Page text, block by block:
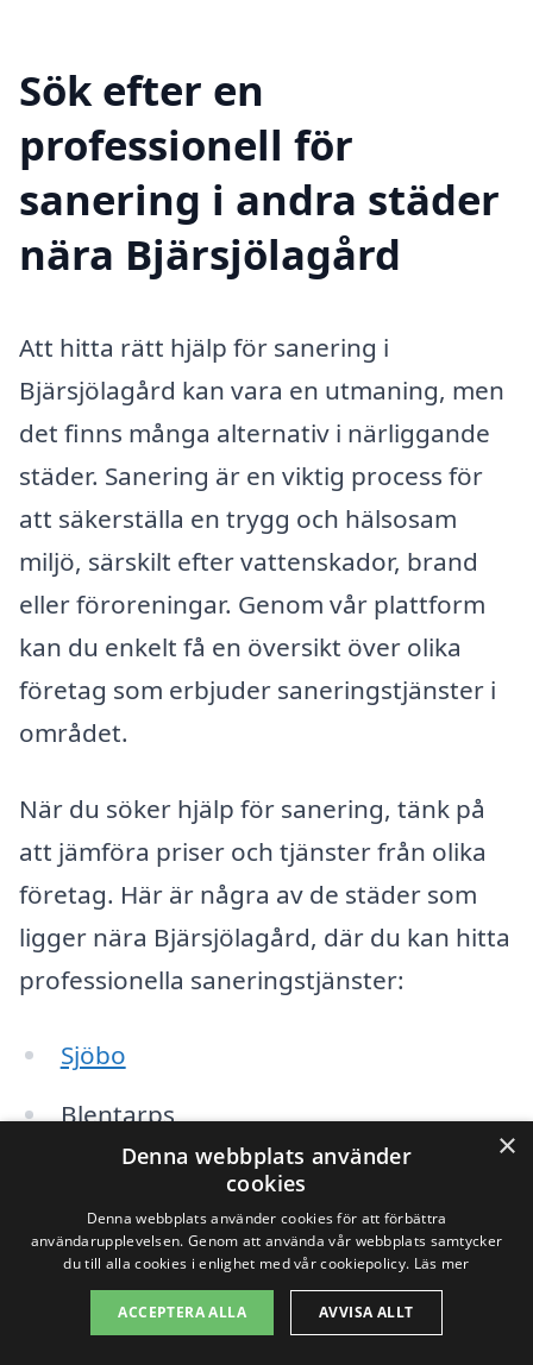
Sök efter en
professionell för
sanering i andra städer
nära Bjärsjölagård
Att hitta rätt hjälp för sanering i
Bjärsjölagård kan vara en utmaning, men
det finns många alternativ i närliggande
städer. Sanering är en viktig process för
att säkerställa en trygg och hälsosam
miljö, särskilt efter vattenskador, brand
eller föroreningar. Genom vår plattform
kan du enkelt få en översikt över olika
företag som erbjuder saneringstjänster i
området.
När du söker hjälp för sanering, tänk på
att jämföra priser och tjänster från olika
företag. Här är några av de städer som
ligger nära Bjärsjölagård, där du kan hitta
professionella saneringstjänster:
Sjöbo
Blentarps
Bollhuset
Borrby
Glimåkra
×
Denna webbplats använder
cookies
Denna webbplats använder cookies för att förbättra
användarupplevelsen. Genom att använda vår webbplats samtycker
du till alla cookies i enlighet med vår cookiepolicy. Läs mer
ACCEPTERA ALLA AVVISA ALLT